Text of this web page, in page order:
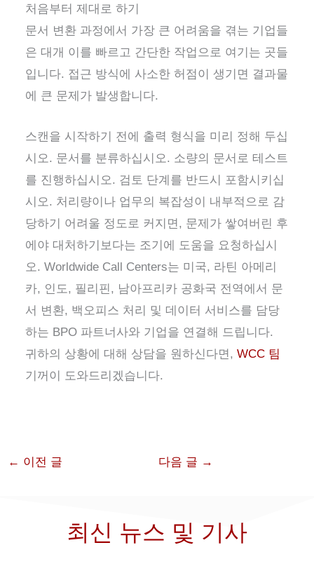
처음부터 제대로 하기
문서 변환 과정에서 가장 큰 어려움을 겪는 기업들
은 대개 이를 빠르고 간단한 작업으로 여기는 곳들
입니다. 접근 방식에 사소한 허점이 생기면 결과물
에 큰 문제가 발생합니다.
스캔을 시작하기 전에 출력 형식을 미리 정해 두십
시오. 문서를 분류하십시오. 소량의 문서로 테스트
를 진행하십시오. 검토 단계를 반드시 포함시키십
시오. 처리량이나 업무의 복잡성이 내부적으로 감
당하기 어려울 정도로 커지면, 문제가 쌓여버린 후
에야 대처하기보다는 조기에 도움을 요청하십시
오. Worldwide Call Centers는 미국, 라틴 아메리
카, 인도, 필리핀, 남아프리카 공화국 전역에서 문
서 변환, 백오피스 처리 및 데이터 서비스를 담당
하는 BPO 파트너사와 기업을 연결해 드립니다.
귀하의 상황에 대해 상담을 원하신다면, WCC 팀
기꺼이 도와드리겠습니다.
← 이전 글 다음 글 →
최신 뉴스 및 기사